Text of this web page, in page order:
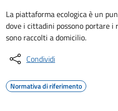
La piattaforma ecologica è un
dove i cittadini possono portare
sono raccolti a domicilio.
Condividi
Normativa di riferimento